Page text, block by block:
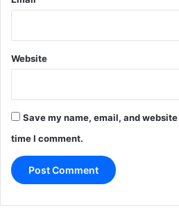
Website
Save my name, email, and
time I comment.